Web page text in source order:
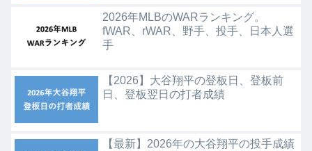
2026年MLBのWARランキング。
fWAR、rWAR、野手、投手、日本人選
手
【2026】大谷翔平の登板日、登板前
日、登板翌日の打者成績
【最新】2026年の大谷翔平の投手成績